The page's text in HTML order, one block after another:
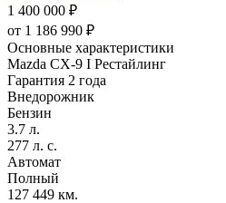
1 400 000 ₽
от 1 186 990 ₽
Основные характеристики
Mazda CX-9 I Рестайлинг
Гарантия 2 года
Внедорожник
Бензин
3.7 л.
277 л. с.
Автомат
Полный
127 449 км.